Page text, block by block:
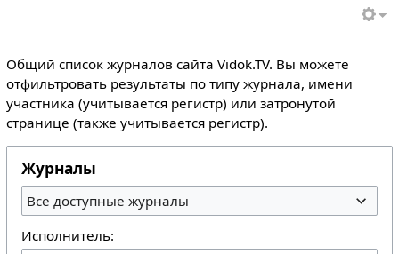
Общий список журналов сайта Vidok.TV. Вы можете
отфильтровать результаты по типу журнала, имени
участника (учитывается регистр) или затронутой
странице (также учитывается регистр).
Журналы
Все доступные журналы
Исполнитель: